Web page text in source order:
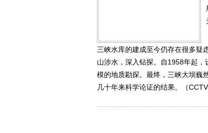
三峡水库的建成至今仍存在很多疑
山涉水，深入钻探。自1958年起
模的地质勘探。最终，三峡大坝巍
几十年来科学论证的结果。（